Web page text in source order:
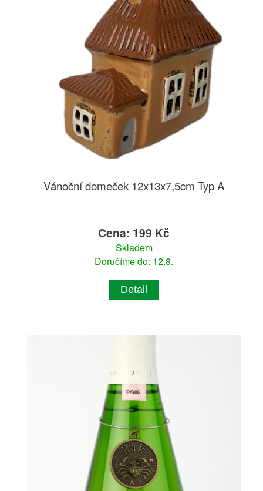
Vánoční domeček 12x13x7,5cm Typ A
Cena: 199 Kč
Skladem
Doručíme do: 12.8.
Detail